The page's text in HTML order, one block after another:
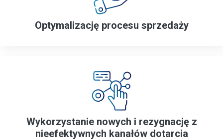
Optymalizację procesu sprzedaży
Wykorzystanie nowych i rezygnację z
nieefektywnych kanałów dotarcia